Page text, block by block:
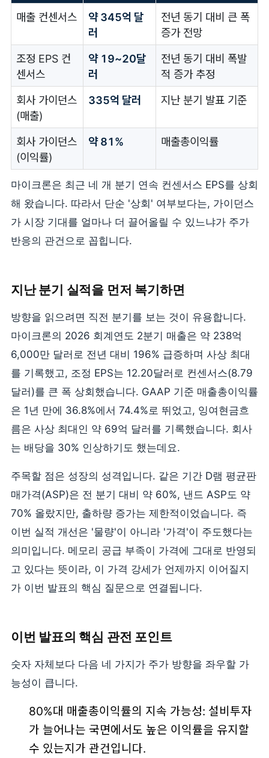
매출 컨센서스
약 345억 달
러
전년 동기 대비 큰 폭
증가 전망
조정 EPS 컨
센서스
약 19~20달
러
전년 동기 대비 폭발
적 증가 추정
회사 가이던스
(매출)
335억 달러 지난 분기 발표 기준
회사 가이던스
(이익률)
약 81% 매출총이익률
마이크론은 최근 네 개 분기 연속 컨센서스 EPS를 상회
해 왔습니다. 따라서 단순 '상회' 여부보다는, 가이던스
가 시장 기대를 얼마나 더 끌어올릴 수 있느냐가 주가
반응의 관건으로 꼽힙니다.
지난 분기 실적을 먼저 복기하면
방향을 읽으려면 직전 분기를 보는 것이 유용합니다.
마이크론의 2026 회계연도 2분기 매출은 약 238억
6,000만 달러로 전년 대비 196% 급증하며 사상 최대
를 기록했고, 조정 EPS는 12.20달러로 컨센서스(8.79
달러)를 큰 폭 상회했습니다. GAAP 기준 매출총이익률
은 1년 만에 36.8%에서 74.4%로 뛰었고, 잉여현금흐
름은 사상 최대인 약 69억 달러를 기록했습니다. 회사
는 배당을 30% 인상하기도 했는데요.
주목할 점은 성장의 성격입니다. 같은 기간 D램 평균판
매가격(ASP)은 전 분기 대비 약 60%, 낸드 ASP도 약
70% 올랐지만, 출하량 증가는 제한적이었습니다. 즉
이번 실적 개선은 '물량'이 아니라 '가격'이 주도했다는
의미입니다. 메모리 공급 부족이 가격에 그대로 반영되
고 있다는 뜻이라, 이 가격 강세가 언제까지 이어질지
가 이번 발표의 핵심 질문으로 연결됩니다.
이번 발표의 핵심 관전 포인트
숫자 자체보다 다음 네 가지가 주가 방향을 좌우할 가
능성이 큽니다.
80%대 매출총이익률의 지속 가능성: 설비투자
가 늘어나는 국면에서도 높은 이익률을 유지할
수 있는지가 관건입니다.